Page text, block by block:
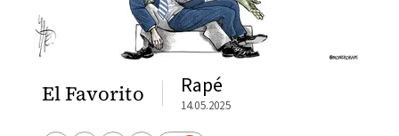
El Favorito Rapé
14.05.2025